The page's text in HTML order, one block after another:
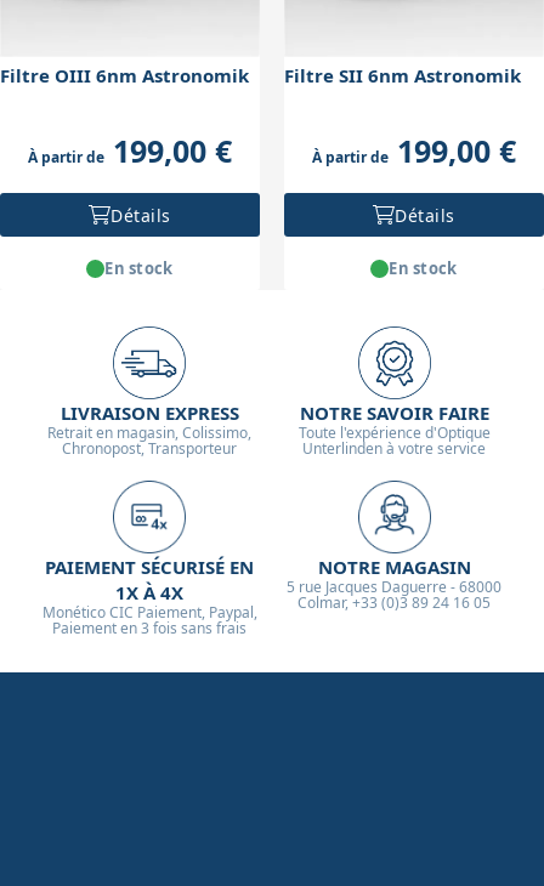
Filtre OIII 6nm Astronomik
À partir de 199,00 €
Détails
En stock
Filtre SII 6nm Astronomik
À partir de 199,00 €
Détails
En stock
LIVRAISON EXPRESS
Retrait en magasin, Colissimo,
Chronopost, Transporteur
NOTRE SAVOIR FAIRE
Toute l'expérience d'Optique
Unterlinden à votre service
PAIEMENT SÉCURISÉ EN
1X À 4X
Monético CIC Paiement, Paypal,
Paiement en 3 fois sans frais
NOTRE MAGASIN
5 rue Jacques Daguerre - 68000
Colmar, +33 (0)3 89 24 16 05